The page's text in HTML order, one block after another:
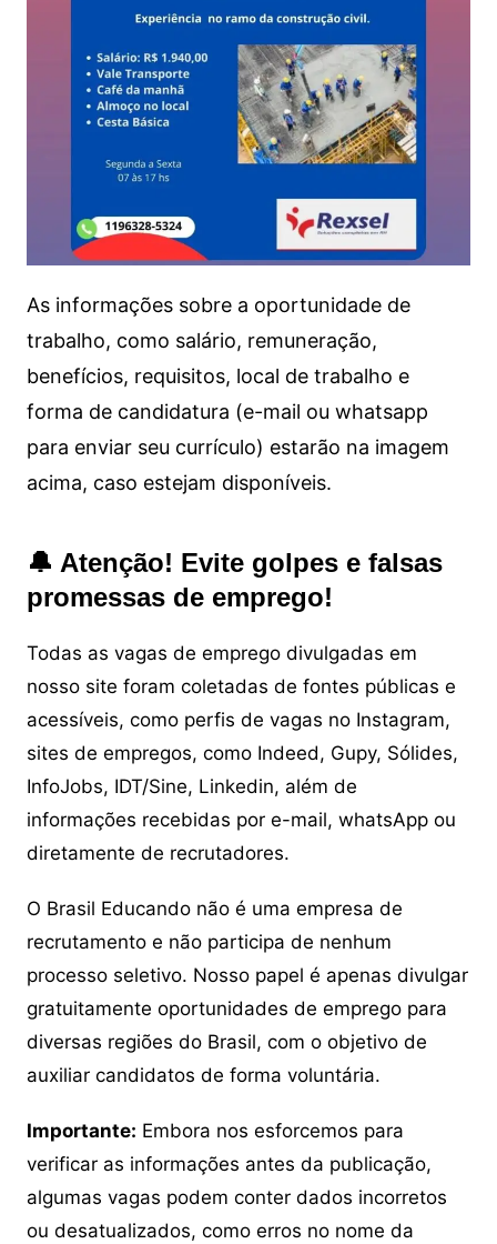
As informações sobre a oportunidade de
trabalho, como salário, remuneração,
benefícios, requisitos, local de trabalho e
forma de candidatura (e-mail ou whatsapp
para enviar seu currículo) estarão na imagem
acima, caso estejam disponíveis.
🔔 Atenção! Evite golpes e falsas
promessas de emprego!
Todas as vagas de emprego divulgadas em
nosso site foram coletadas de fontes públicas e
acessíveis, como perfis de vagas no Instagram,
sites de empregos, como Indeed, Gupy, Sólides,
InfoJobs, IDT/Sine, Linkedin, além de
informações recebidas por e-mail, whatsApp ou
diretamente de recrutadores.
O Brasil Educando não é uma empresa de
recrutamento e não participa de nenhum
processo seletivo. Nosso papel é apenas divulgar
gratuitamente oportunidades de emprego para
diversas regiões do Brasil, com o objetivo de
auxiliar candidatos de forma voluntária.
Importante: Embora nos esforcemos para
verificar as informações antes da publicação,
algumas vagas podem conter dados incorretos
ou desatualizados, como erros no nome da